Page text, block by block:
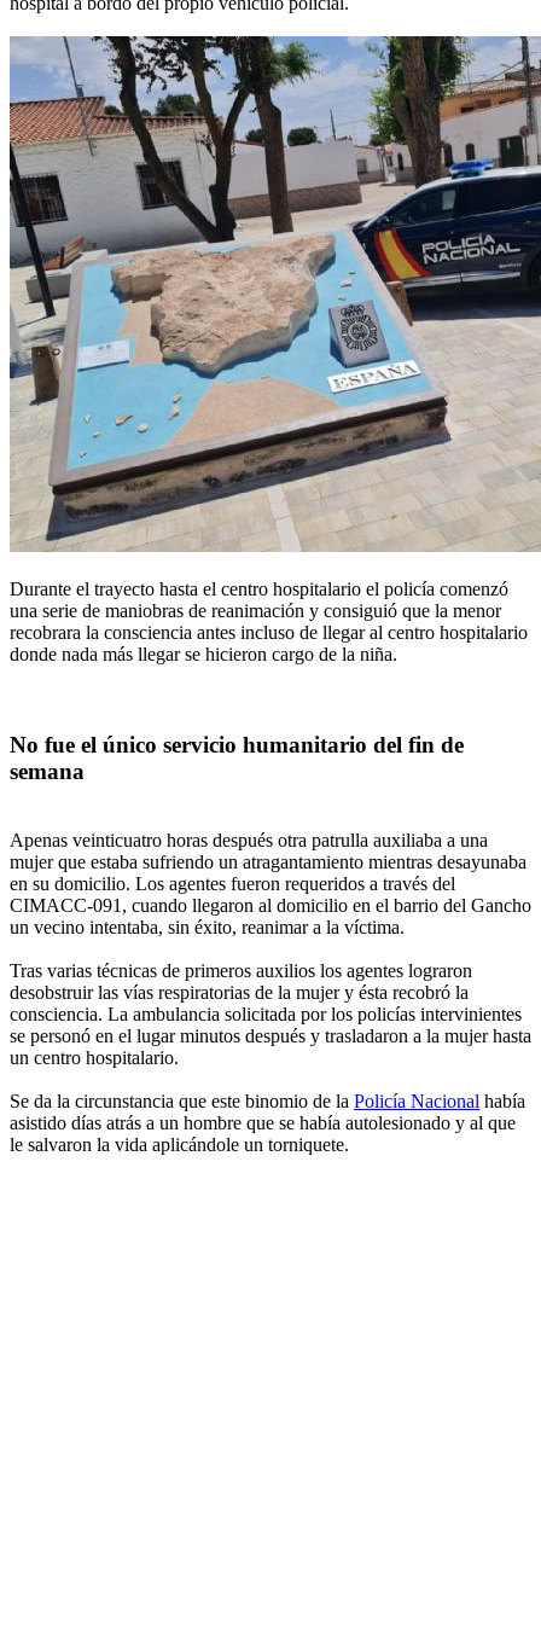
Durante el trayecto hasta el centro hospitalario el policía comenzó
una serie de maniobras de reanimación y consiguió que la menor
recobrara la consciencia antes incluso de llegar al centro hospitalario
donde nada más llegar se hicieron cargo de la niña.
No fue el único servicio humanitario del fin de
semana
Apenas veinticuatro horas después otra patrulla auxiliaba a una
mujer que estaba sufriendo un atragantamiento mientras desayunaba
en su domicilio. Los agentes fueron requeridos a través del
CIMACC-091, cuando llegaron al domicilio en el barrio del Gancho
un vecino intentaba, sin éxito, reanimar a la víctima.
Tras varias técnicas de primeros auxilios los agentes lograron
desobstruir las vías respiratorias de la mujer y ésta recobró la
consciencia. La ambulancia solicitada por los policías intervinientes
se personó en el lugar minutos después y trasladaron a la mujer hasta
un centro hospitalario.
Se da la circunstancia que este binomio de la Policía Nacional había
asistido días atrás a un hombre que se había autolesionado y al que
le salvaron la vida aplicándole un torniquete.